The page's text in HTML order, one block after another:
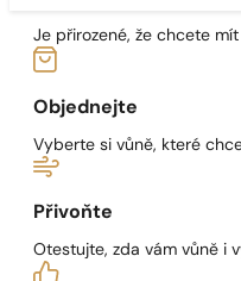
Je přirozené, že chcete
Objednejte
Vyberte si vůně, které
Přivoňte
Otestujte, zda vám vůně i